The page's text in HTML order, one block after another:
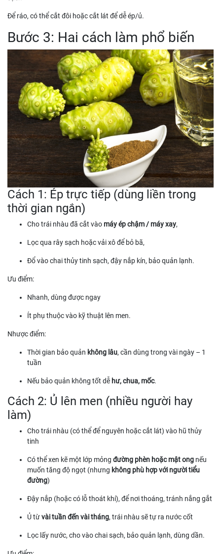
Để ráo, có thể cắt đôi hoặc cắt lát để dễ ép/ủ.
Bước 3: Hai cách làm phổ biến
Cách 1: Ép trực tiếp (dùng liền trong
thời gian ngắn)
Cho trái nhàu đã cắt vào máy ép chậm / máy xay,
Lọc qua rây sạch hoặc vải xô để bỏ bã,
Đổ vào chai thủy tinh sạch, đậy nắp kín, bảo quản lạnh.
Ưu điểm:
Nhanh, dùng được ngay
Ít phụ thuộc vào kỹ thuật lên men.
Nhược điểm:
Thời gian bảo quản không lâu, cần dùng trong vài ngày – 1
tuần
Nếu bảo quản không tốt dễ hư, chua, mốc.
Cách 2: Ủ lên men (nhiều người hay
làm)
Cho trái nhàu (có thể để nguyên hoặc cắt lát) vào hũ thủy
tinh
Có thể xen kẽ một lớp mỏng đường phèn hoặc mật ong nếu
muốn tăng độ ngọt (nhưng không phù hợp với người tiểu
đường)
Đậy nắp (hoặc có lỗ thoát khí), để nơi thoáng, tránh nắng gắt
Ủ từvài tuần đến vài tháng, trái nhàu sẽ tự ra nước cốt
Lọc lấy nước, cho vào chai sạch, bảo quản lạnh, dùng dần.